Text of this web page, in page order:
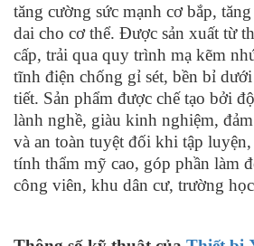
tăng cường sức mạnh cơ bắp,
dai cho cơ thể. Được sản xuất từ
cấp, trải qua quy trình mạ kẽm
tĩnh điện chống gỉ sét, bền bỉ
tiết. Sản phẩm được chế tạo bởi
lành nghề, giàu kinh nghiệm,
và an toàn tuyệt đối khi tập
tính thẩm mỹ cao, góp phần làm
công viên, khu dân cư, trường